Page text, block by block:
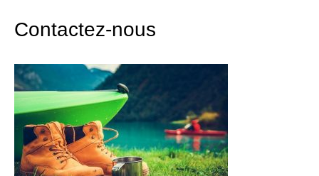
Contactez-nous